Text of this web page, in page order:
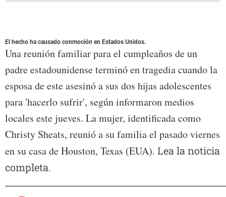
El hecho ha causado conmoción en Estados Unidos.
Una reunión familiar para el cumpleaños de un
padre estadounidense terminó en tragedia cuando la
esposa de este asesinó a sus dos hijas adolescentes
para 'hacerlo sufrir', según informaron medios
locales este jueves. La mujer, identificada como
Christy Sheats, reunió a su familia el pasado viernes
en su casa de Houston, Texas (EUA). Lea la noticia
completa.